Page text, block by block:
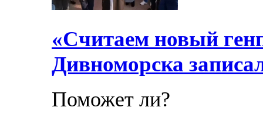
«Считаем новый
Дивноморска
Поможет ли?